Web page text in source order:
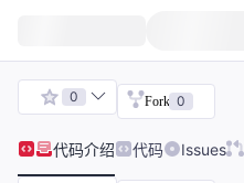
0 Fork 0
代码介绍 代码 Issues